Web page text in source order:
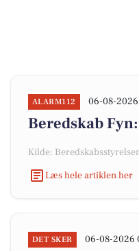
ALARM112 06-08-
Beredskab
Kilde:
Læs hele artiklen her
DET SKER 06-08-2026